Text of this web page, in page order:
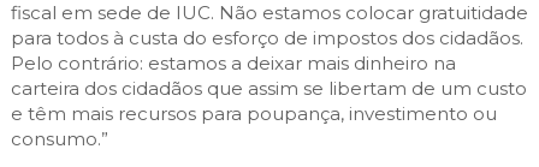
fiscal em sede de IUC. Não estamos colocar gratuitidade
para todos à custa do esforço de impostos dos cidadãos.
Pelo contrário: estamos a deixar mais dinheiro na
carteira dos cidadãos que assim se libertam de um custo
e têm mais recursos para poupança, investimento ou
consumo.”